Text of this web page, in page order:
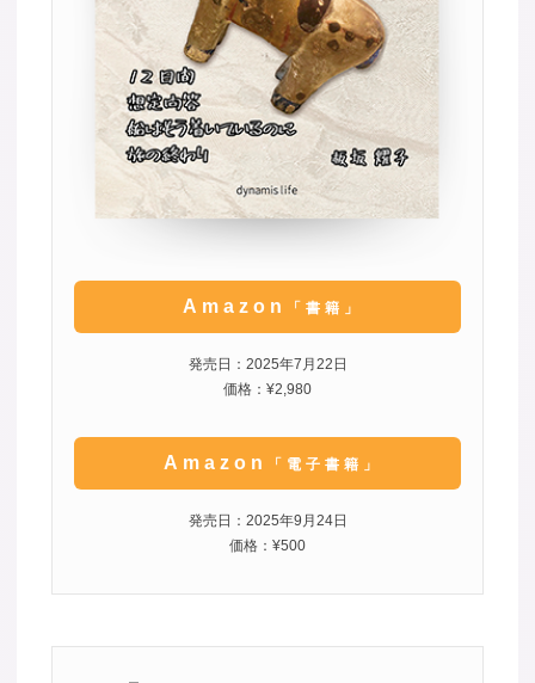
Amazon 「書籍」
発売日：2025年7月22日
価格：¥2,980
Amazon 「電子書籍」
発売日：2025年9月24日
価格：¥500